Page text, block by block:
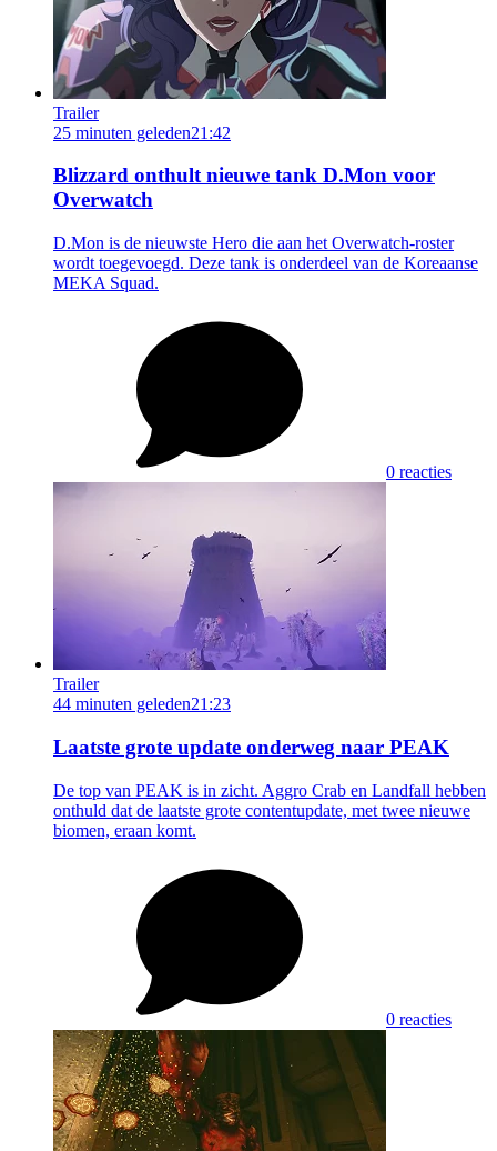
Trailer
25 minuten geleden21:42
Blizzard onthult nieuwe tank D.Mon voor
Overwatch
D.Mon is de nieuwste Hero die aan het Overwatch-roster
wordt toegevoegd. Deze tank is onderdeel van de Koreaanse
MEKA Squad.
0 reacties
Trailer
44 minuten geleden21:23
Laatste grote update onderweg naar PEAK
De top van PEAK is in zicht. Aggro Crab en Landfall hebben
onthuld dat de laatste grote contentupdate, met twee nieuwe
biomen, eraan komt.
0 reacties